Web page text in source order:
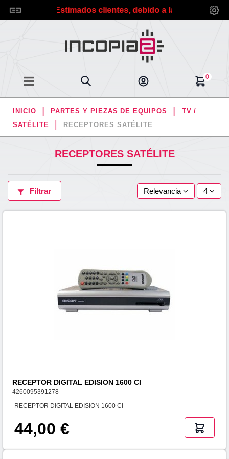
*** Estimados clientes, debido a las vacaciones de
0
INICIO PARTES Y PIEZAS DE EQUIPOS
TV /
SATÉLITE
RECEPTORES SATÉLITE
RECEPTORES SATÉLITE
Filtrar Relevancia 4
RECEPTOR DIGITAL EDISION 1600 CI
4260095391278
RECEPTOR DIGITAL EDISION 1600 CI
44,00 €